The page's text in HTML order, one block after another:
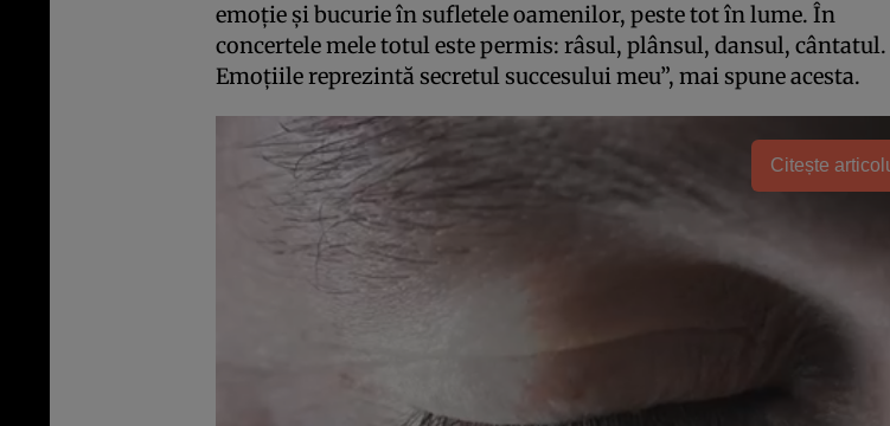
emoţie şi bucurie în sufletele oamenilor, peste tot în lume. În
concertele mele totul este permis: râsul, plânsul, dansul, cântatul.
Emoţiile reprezintă secretul succesului meu”, mai spune acesta.
Citește